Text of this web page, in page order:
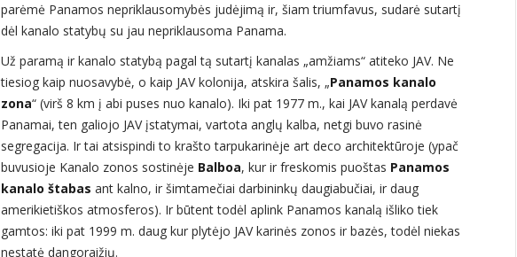
parėmė Panamos nepriklausomybės judėjimą ir, šiam triumfavus, sudarė sutartį
dėl kanalo statybų su jau nepriklausoma Panama.
Už paramą ir kanalo statybą pagal tą sutartį kanalas „amžiams“ atiteko JAV. Ne
tiesiog kaip nuosavybė, o kaip JAV kolonija, atskira šalis, „Panamos kanalo
zona“ (virš 8 km į abi puses nuo kanalo). Iki pat 1977 m., kai JAV kanalą perdavė
Panamai, ten galiojo JAV įstatymai, vartota anglų kalba, netgi buvo rasinė
segregacija. Ir tai atsispindi to krašto tarpukarinėje art deco architektūroje (ypač
buvusioje Kanalo zonos sostinėje Balboa, kur ir freskomis puoštas Panamos
kanalo štabas ant kalno, ir šimtamečiai darbininkų daugiabučiai, ir daug
amerikietiškos atmosferos). Ir būtent todėl aplink Panamos kanalą išliko tiek
gamtos: iki pat 1999 m. daug kur plytėjo JAV karinės zonos ir bazės, todėl niekas
nestatė dangoraižių.